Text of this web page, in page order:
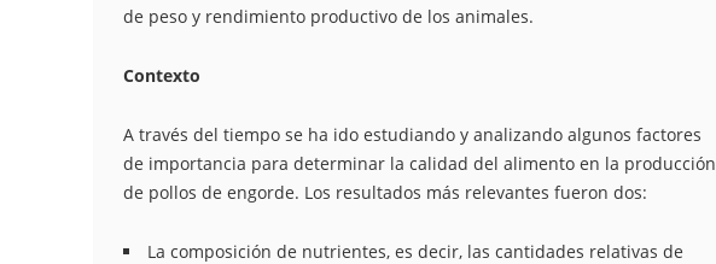
de peso y rendimiento productivo de los animales.
Contexto
A través del tiempo se ha ido estudiando y analizando algunos factores
de importancia para determinar la calidad del alimento en la producción
de pollos de engorde. Los resultados más relevantes fueron dos:
La composición de nutrientes, es decir, las cantidades relativas de